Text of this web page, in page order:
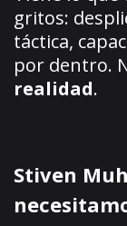
gritos:
táctica,
por dentro.
realidad.
Stiven